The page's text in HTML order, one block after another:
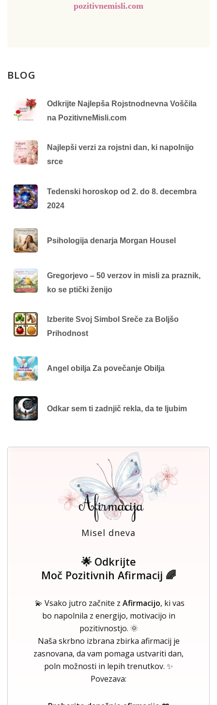
pozitivnemisli.com
BLOG
Odkrijte Najlepša Rojstnodnevna Voščila
na PozitivneMisli.com
Najlepši verzi za rojstni dan, ki napolnijo
srce
Tedenski horoskop od 2. do 8. decembra
2024
Psihologija denarja Morgan Housel
Gregorjevo – 50 verzov in misli za praznik,
ko se ptički ženijo
Izberite Svoj Simbol Sreče za Boljšo
Prihodnost
Angel obilja Za povečanje Obilja
Odkar sem ti zadnjič rekla, da te ljubim
Misel dneva
🌟 Odkrijte
Moč Pozitivnih Afirmacij 🌈
💫 Vsako jutro začnite z Afirmacijo, ki vas
bo napolnila z energijo, motivacijo in
pozitivnostjo. 🌞
Naša skrbno izbrana zbirka afirmacij je
zasnovana, da vam pomaga ustvariti dan,
poln možnosti in lepih trenutkov. ✨
Povezava: